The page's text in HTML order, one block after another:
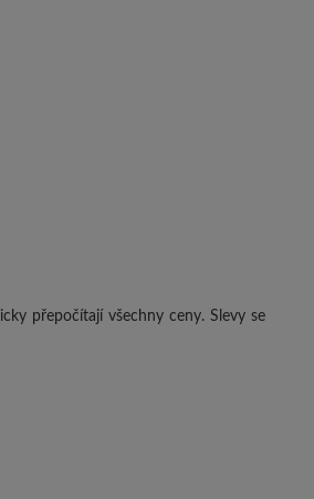
přepočítají všechny ceny. Slevy se